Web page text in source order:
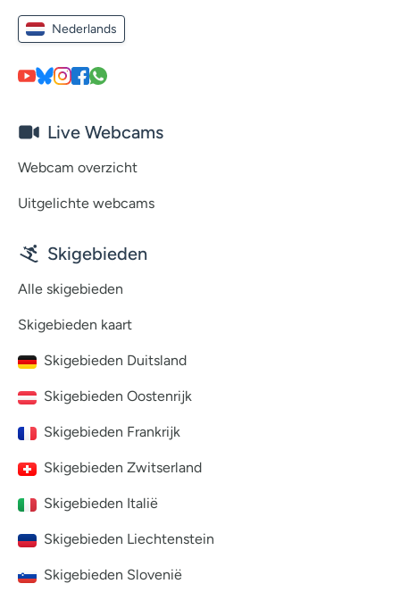
Nederlands
Live Webcams
Webcam overzicht
Uitgelichte webcams
Skigebieden
Alle skigebieden
Skigebieden kaart
Skigebieden Duitsland
Skigebieden Oostenrijk
Skigebieden Frankrijk
Skigebieden Zwitserland
Skigebieden Italië
Skigebieden Liechtenstein
Skigebieden Slovenië